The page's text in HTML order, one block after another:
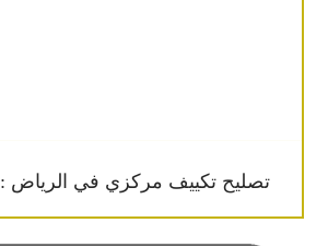
تصليح تكييف مركزي في الرياض : 0506333513